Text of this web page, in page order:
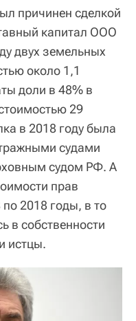
причинен сделкой
капитал ООО
двух земельных
около 1,1
доли в 48% в
29
в 2018 году была
судами
судом РФ. А
прав
2018 годы, в то
в собственности
истцы.